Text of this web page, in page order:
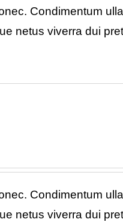
Condimentum
netus viverra dui
Condimentum
netus viverra dui